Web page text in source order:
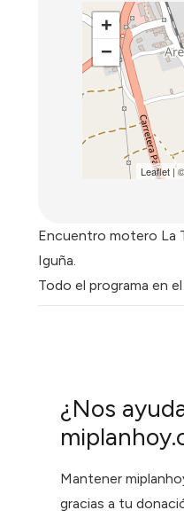
+
−
Leaflet| ©
Encuentro motero La
Iguña.
Todo el programa en
¿Nos
Mantener
gracias a tu